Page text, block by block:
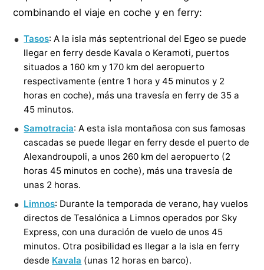
combinando el viaje en coche y en ferry:
Tasos: A la isla más septentrional del Egeo se puede
llegar en ferry desde Kavala o Keramoti, puertos
situados a 160 km y 170 km del aeropuerto
respectivamente (entre 1 hora y 45 minutos y 2
horas en coche), más una travesía en ferry de 35 a
45 minutos.
Samotracia: A esta isla montañosa con sus famosas
cascadas se puede llegar en ferry desde el puerto de
Alexandroupoli, a unos 260 km del aeropuerto (2
horas 45 minutos en coche), más una travesía de
unas 2 horas.
Limnos: Durante la temporada de verano, hay vuelos
directos de Tesalónica a Limnos operados por Sky
Express, con una duración de vuelo de unos 45
minutos. Otra posibilidad es llegar a la isla en ferry
desde Kavala (unas 12 horas en barco).